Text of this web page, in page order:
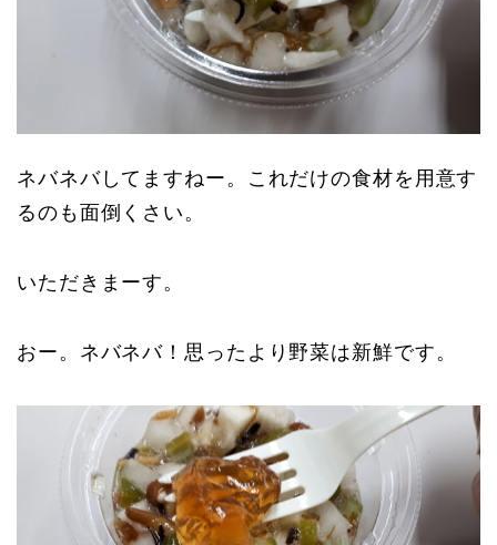
ネバネバしてますねー。これだけの食材を用意す
るのも面倒くさい。
いただきまーす。
おー。ネバネバ！思ったより野菜は新鮮です。